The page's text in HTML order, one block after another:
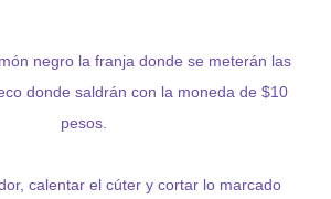
donde saldrán con la moneda de $10
pesos.